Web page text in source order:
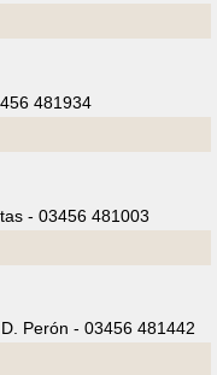
481934
- 03456 481003
Perón - 03456 481442